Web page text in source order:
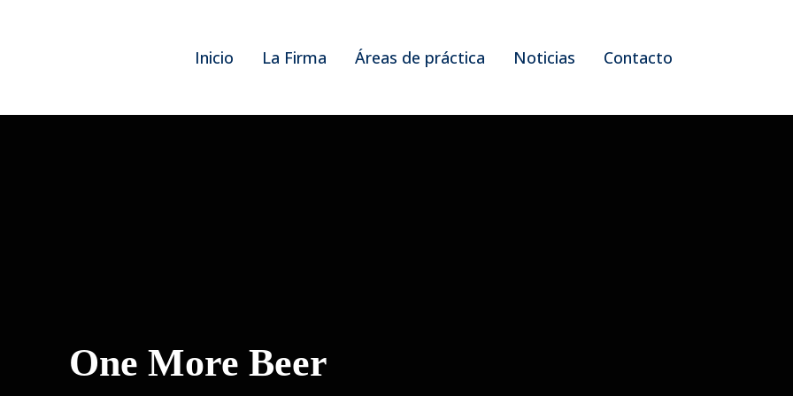
Inicio La Firma Áreas de práctica Noticias Contacto
One More Beer